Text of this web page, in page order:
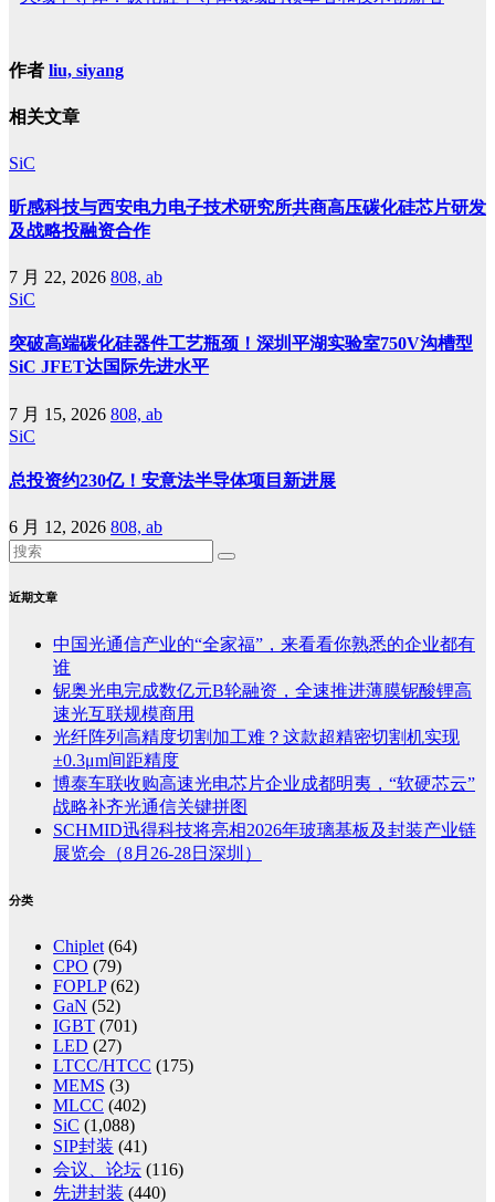
作者 liu, siyang
相关文章
SiC
昕感科技与西安电力电子技术研究所共商高压碳化硅芯片研发
及战略投融资合作
7 月 22, 2026 808, ab
SiC
突破高端碳化硅器件工艺瓶颈！深圳平湖实验室750V沟槽型
SiC JFET达国际先进水平
7 月 15, 2026 808, ab
SiC
总投资约230亿！安意法半导体项目新进展
6 月 12, 2026 808, ab
近期文章
中国光通信产业的“全家福”，来看看你熟悉的企业都有
谁
铌奥光电完成数亿元B轮融资，全速推进薄膜铌酸锂高
速光互联规模商用
光纤阵列高精度切割加工难？这款超精密切割机实现
±0.3μm间距精度
博泰车联收购高速光电芯片企业成都明夷，“软硬芯云”
战略补齐光通信关键拼图
SCHMID迅得科技将亮相2026年玻璃基板及封装产业链
展览会（8月26-28日深圳）
分类
Chiplet (64)
CPO (79)
FOPLP(62)
GaN (52)
IGBT (701)
LED (27)
LTCC/HTCC (175)
MEMS (3)
MLCC (402)
SiC (1,088)
SIP封装 (41)
会议、论坛 (116)
先进封装 (440)